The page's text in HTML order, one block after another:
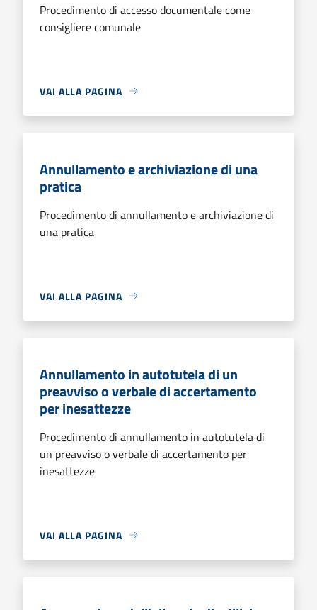
Procedimento di accesso documentale come
consigliere comunale
VAI ALLA PAGINA
Annullamento e archiviazione di una
pratica
Procedimento di annullamento e archiviazione di
una pratica
VAI ALLA PAGINA
Annullamento in autotutela di un
preavviso o verbale di accertamento
per inesattezze
Procedimento di annullamento in autotutela di
un preavviso o verbale di accertamento per
inesattezze
VAI ALLA PAGINA